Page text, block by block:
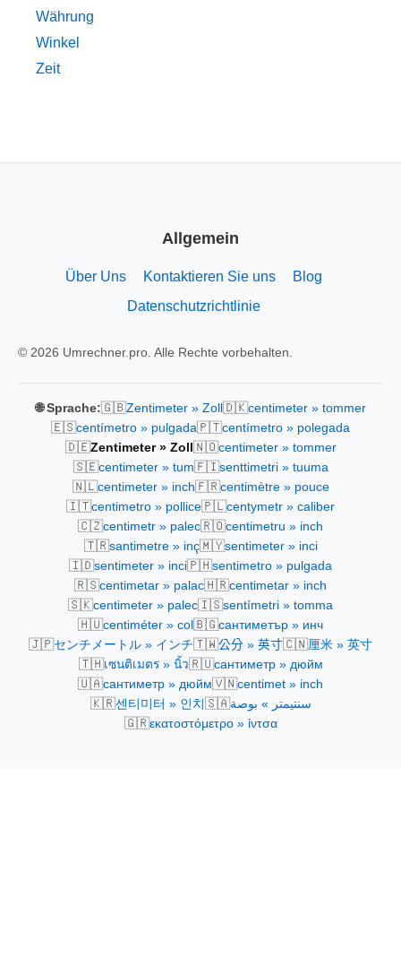
Währung
Winkel
Zeit
Allgemein
Über Uns Kontaktieren Sie uns
Blog
Datenschutzrichtlinie
© 2026 Umrechner.pro. Alle Rechte vorbehalten.
🌐 Sprache:🇬🇧Zentimeter » Zoll 🇩🇰centimeter » tommer
🇪🇸centímetro » pulgada🇵🇹centímetro » polegada
🇩🇪Zentimeter » Zoll 🇳🇴centimeter » tommer
🇸🇪centimeter » tum🇫🇮senttimetri » tuuma
🇳🇱centimeter » inch🇫🇷centimètre » pouce
🇮🇹centimetro » pollice🇵🇱centymetr » caliber
🇨🇿centimetr » palec🇷🇴centimetru » inch
🇹🇷santimetre » inç🇲🇾sentimeter » inci
🇮🇩sentimeter » inci🇵🇭sentimetro » pulgada
🇷🇸centimetar » palac🇭🇷centimetar » inch
🇸🇰centimeter » palec🇮🇸sentímetri » tomma
🇭🇺centiméter » col 🇧🇬сантиметър » инч
🇯🇵センチメートル » インチ🇹🇼公分 » 英寸🇨🇳厘米 » 英寸
🇹🇭เซนติเมตร » นิ้ว🇷🇺сантиметр » дюйм
🇺🇦сантиметр » дюйм🇻🇳centimet » inch
🇰🇷센티미터 » 인치 🇸🇦سنتيمتر » بوصة
🇬🇷εκατοστόμετρο » ίντσα